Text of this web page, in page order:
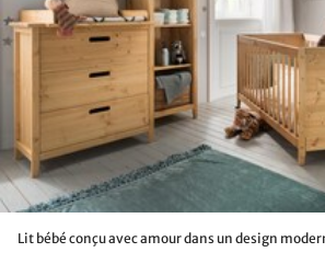
Lit bébé conçu avec amour dans un design